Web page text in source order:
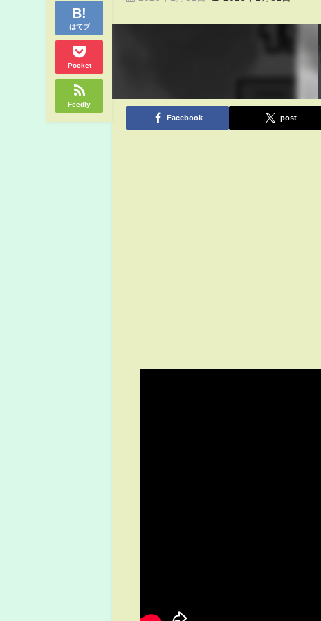
はてブ
Pocket
Feedly
Facebook post